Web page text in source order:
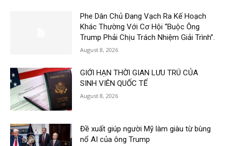
Phe Dân Chủ Đang Vạch Ra Kế Hoạch
Khác Thường Với Cơ Hội “Buộc Ông
Trump Phải Chịu Trách Nhiệm Giải Trình”.
August 8, 2026
GIỚI HẠN THỜI GIAN LƯU TRÚ CỦA
SINH VIÊN QUỐC TẾ
August 8, 2026
Đề xuất giúp người Mỹ làm giàu từ bùng
nổ AI của ông Trump